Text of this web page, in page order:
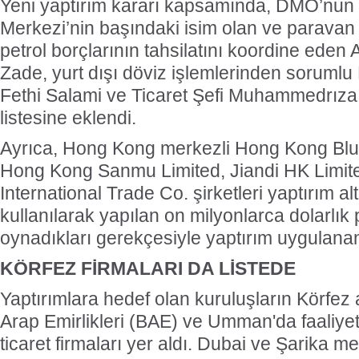
Yeni yaptırım kararı kapsamında,
Merkezi’nin başındaki isim olan ve
petrol borçlarının tahsilatını koordine
Zade, yurt dışı döviz işlemlerinden
Fethi Salami ve Ticaret Şefi
listesine eklendi.
Ayrıca, Hong Kong merkezli Hong Kong
Hong Kong Sanmu Limited, Jiandi HK
International Trade Co. şirketleri yaptırım
kullanılarak yapılan on milyonlarca
oynadıkları gerekçesiyle yaptırım
KÖRFEZ FİRMALARI DA LİSTEDE
Yaptırımlara hedef olan kuruluşların
Arap Emirlikleri (BAE) ve Umman'da
ticaret firmaları yer aldı. Dubai ve Şarika